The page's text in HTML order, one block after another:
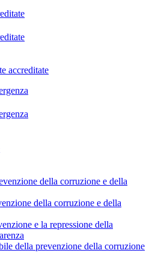
accreditate
della corruzione e della
della corruzione e della
e la repressione della
della prevenzione della corruzione